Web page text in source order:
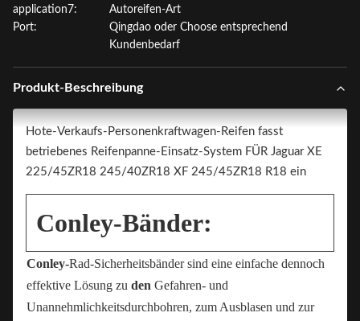
application7:
Autoreifen-Art
Port:
Qingdao oder Choose entsprechend
Kundenbedarf
Produkt-Beschreibung
Hote-Verkaufs-Personenkraftwagen-Reifen fasst
betriebenes Reifenpanne-Einsatz-System FÜR Jaguar XE
225/45ZR18 245/40ZR18 XF 245/45ZR18 R18 ein
Conley-Bänder:
Conley-Rad-Sicherheitsbänder sind eine einfache dennoch
effektive Lösung zu den Gefahren- und
Unannehmlichkeitsdurchbohren, zum Ausblasen und zur